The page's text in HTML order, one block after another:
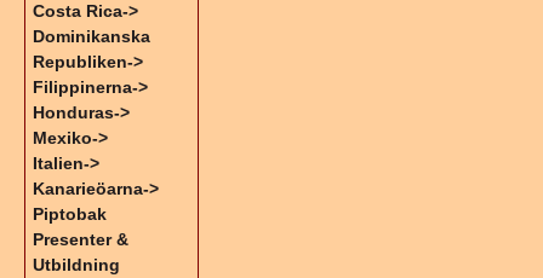
Costa Rica->
Dominikanska
Republiken->
Filippinerna->
Honduras->
Mexiko->
Italien->
Kanarieöarna->
Piptobak
Presenter &
Utbildning